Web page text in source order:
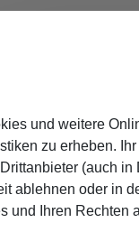
Batterieentsorgung
und weitere
zu erheben.
(auch in
ablehnen oder in
und Ihren Rechten